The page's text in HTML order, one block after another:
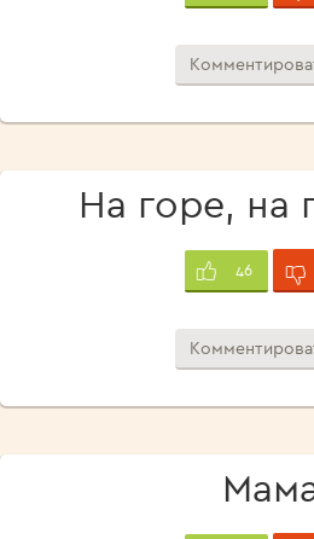
На горе, на
46